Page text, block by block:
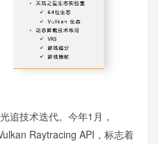
追技术迭代。今年1月，
Raytracing API，标志着